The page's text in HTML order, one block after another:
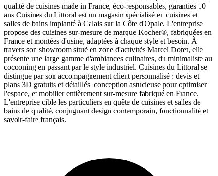
qualité de cuisines made in France, éco-responsables, garanties 10
ans Cuisines du Littoral est un magasin spécialisé en cuisines et
salles de bains implanté à Calais sur la Côte d'Opale. L'entreprise
propose des cuisines sur-mesure de marque Kocher®, fabriquées en
France et montées d'usine, adaptées à chaque style et besoin. À
travers son showroom situé en zone d'activités Marcel Doret, elle
présente une large gamme d'ambiances culinaires, du minimaliste au
cocooning en passant par le style industriel. Cuisines du Littoral se
distingue par son accompagnement client personnalisé : devis et
plans 3D gratuits et détaillés, conception astucieuse pour optimiser
l'espace, et mobilier entièrement sur-mesure fabriqué en France.
L'entreprise cible les particuliers en quête de cuisines et salles de
bains de qualité, conjuguant design contemporain, fonctionnalité et
savoir-faire français.